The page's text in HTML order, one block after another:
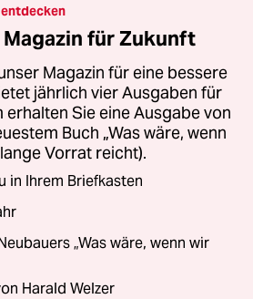
entdecken
für Zukunft
Magazin für eine bessere
jährlich vier Ausgaben für
erhalten Sie eine Ausgabe von
Buch „Was wäre, wenn
Vorrat reicht).
in Ihrem Briefkasten
„Was wäre, wenn wir
Harald Welzer